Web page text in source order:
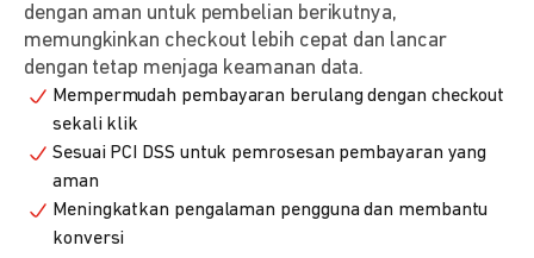
dengan aman untuk pembelian berikutnya,
memungkinkan checkout lebih cepat dan lancar
dengan tetap menjaga keamanan data.
Mempermudah pembayaran berulang dengan checkout
sekali klik
Sesuai PCI DSS untuk pemrosesan pembayaran yang
aman
Meningkatkan pengalaman pengguna dan membantu
konversi